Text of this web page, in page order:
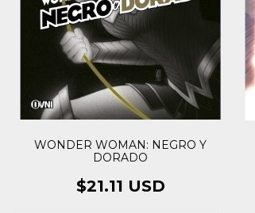
WONDER WOMAN: NEGRO Y
DORADO
$21.11 USD